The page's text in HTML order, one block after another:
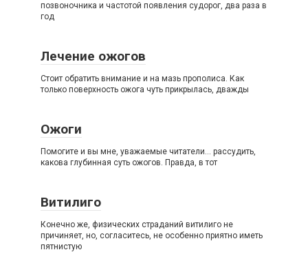
позвоночника и частотой появления судорог, два раза в
год
Лечение ожогов
Стоит обратить внимание и на мазь прополиса. Как
только поверхность ожога чуть прикрылась, дважды
Ожоги
Помогите и вы мне, уважаемые читатели… рассудить,
какова глубинная суть ожогов. Правда, в тот
Витилиго
Конечно же, физических страданий витилиго не
причиняет, но, согласитесь, не особенно приятно иметь
пятнистую